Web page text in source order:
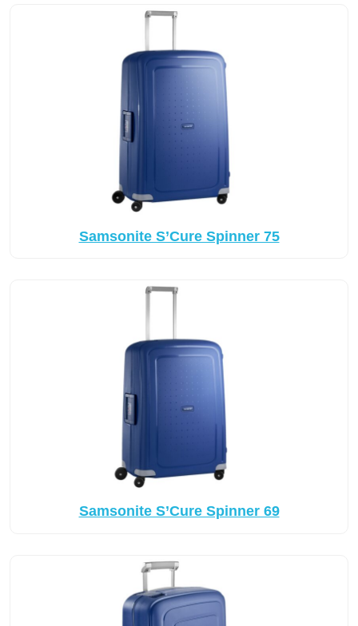
Samsonite S’Cure Spinner 75
Samsonite S’Cure Spinner 69